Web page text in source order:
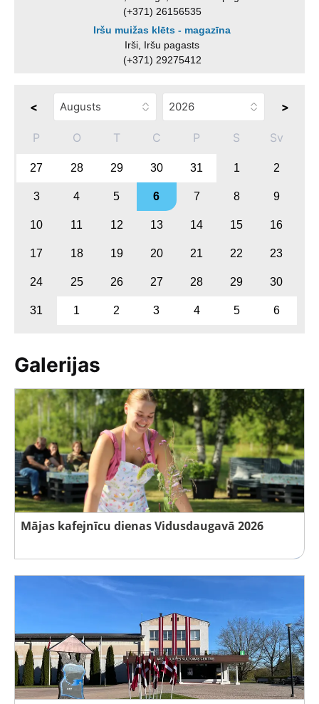
(+371) 26156535
Iršu muižas klēts - magazīna
Irši, Iršu pagasts
(+371) 29275412
< >
P O T C P S Sv
27 28 29 30 31 1 2
3 4 5 6 7 8 9
10 11 12 13 14 15 16
17 18 19 20 21 22 23
24 25 26 27 28 29 30
31 1 2 3 4 5 6
Galerijas
Mājas kafejnīcu dienas Vidusdaugavā 2026